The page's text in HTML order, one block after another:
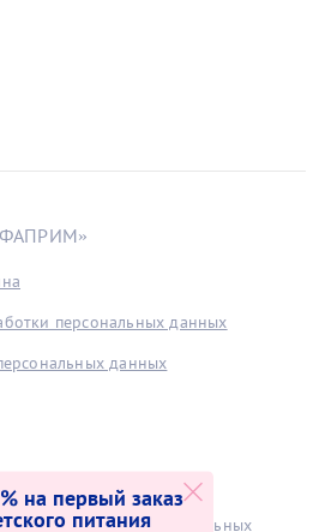
персональных данных
данных
и защиты персональных
на первый заказ
питания